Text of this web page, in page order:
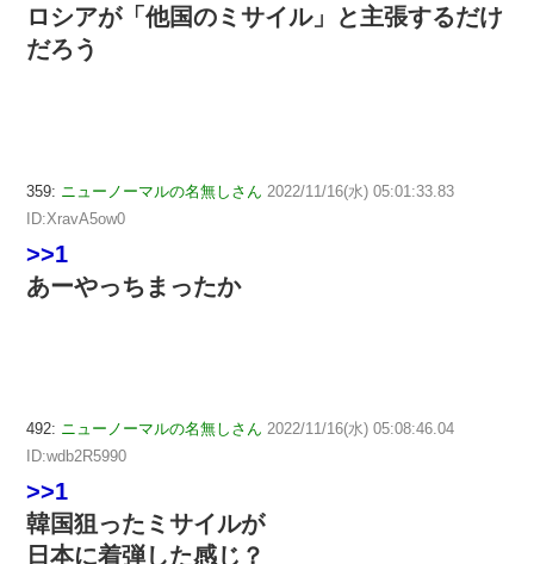
ロシアが「他国のミサイル」と主張するだけ
だろう
359: ニューノーマルの名無しさん 2022/11/16(水) 05:01:33.83
ID:XravA5ow0
>>1
あーやっちまったか
492: ニューノーマルの名無しさん 2022/11/16(水) 05:08:46.04
ID:wdb2R5990
>>1
韓国狙ったミサイルが
日本に着弾した感じ？